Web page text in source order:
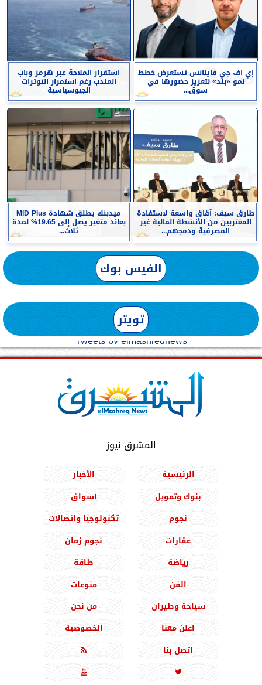
إي اف چي فاينانس تستعرض خطط
نمو «بلد» لتعزيز حضورها في
سوق...
استقرار الملاحة عبر هرمز وباب
المندب رغم استمرار التوترات
الجيوسياسية
طارق سيف: آقاق واسعة لاستفادة
المغتربين من الأنشطة المالية غير
المصرفية ودمجهم...
ميدبنك يطلق شهادة MID Plus
بعائد متغير يصل إلى 19.65% لمدة
ثلاث...
الفيس بوك
تويتر
Tweets by elmashreqnews
المشرق نيوز
الرئيسية
الأخبار
بنوك وتمويل
أسواق
نجوم
تكنولوجيا واتصالات
عقارات
نجوم زمان
رياضة
طاقة
الفن
منوعات
سياحة وطيران
من نحن
اعلن معنا
الخصوصية
اتصل بنا


